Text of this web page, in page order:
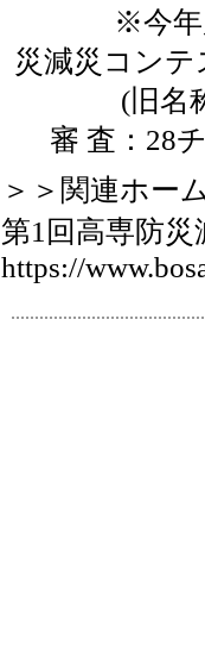
※今年度は
災減災コン
(旧名称
審 査：28チ
＞＞関連ホー
第1回高専防
https://